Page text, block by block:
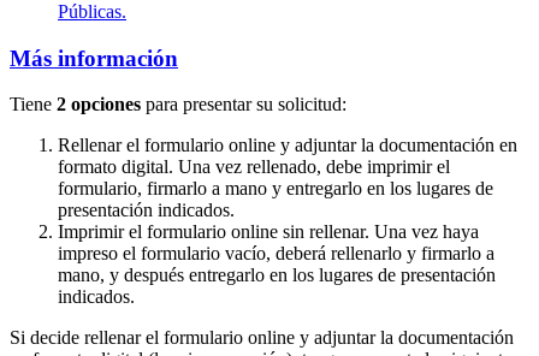
Públicas.
Más información
Tiene 2 opciones para presentar su solicitud:
Rellenar el formulario online y adjuntar la documentación en
formato digital. Una vez rellenado, debe imprimir el
formulario, firmarlo a mano y entregarlo en los lugares de
presentación indicados.
Imprimir el formulario online sin rellenar. Una vez haya
impreso el formulario vacío, deberá rellenarlo y firmarlo a
mano, y después entregarlo en los lugares de presentación
indicados.
Si decide rellenar el formulario online y adjuntar la documentación